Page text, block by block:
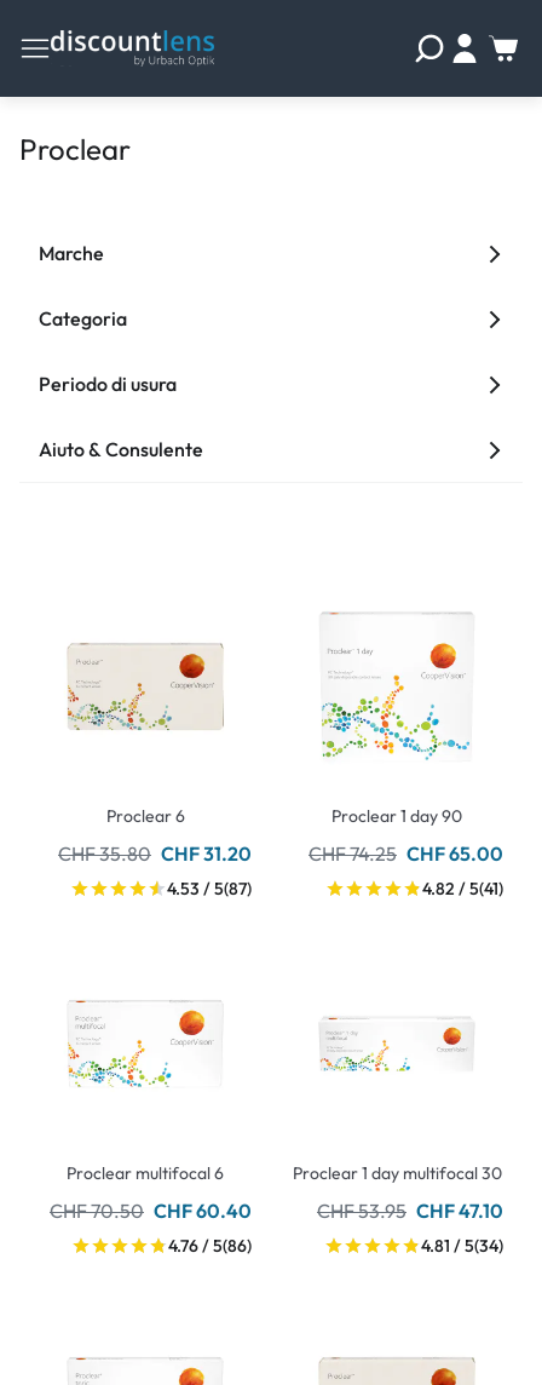
Proclear
Marche
Categoria
Periodo di usura
Aiuto & Consulente
Proclear 6
CHF 35.80 CHF 31.20
4.53 / 5(87)
Proclear 1 day 90
CHF 74.25 CHF 65.00
4.82 / 5(41)
Proclear multifocal 6
CHF 70.50 CHF 60.40
4.76 / 5(86)
Proclear 1 day multifocal 30
CHF 53.95 CHF 47.10
4.81 / 5(34)